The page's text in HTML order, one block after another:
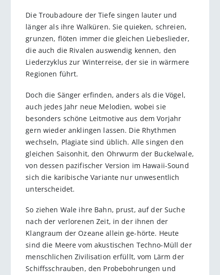
Die Troubadoure der Tiefe singen lauter und
länger als ihre Walküren. Sie quieken, schreien,
grunzen, flöten immer die gleichen Liebeslieder,
die auch die Rivalen auswendig kennen, den
Liederzyklus zur Winterreise, der sie in wärmere
Regionen führt.
Doch die Sänger erfinden, anders als die Vögel,
auch jedes Jahr neue Melodien, wobei sie
besonders schöne Leitmotive aus dem Vorjahr
gern wieder anklingen lassen. Die Rhythmen
wechseln, Plagiate sind üblich. Alle singen den
gleichen Saisonhit, den Ohrwurm der Buckelwale,
von dessen pazifischer Version im Hawaii-Sound
sich die karibische Variante nur unwesentlich
unterscheidet.
So ziehen Wale ihre Bahn, prust, auf der Suche
nach der verlorenen Zeit, in der ihnen der
Klangraum der Ozeane allein ge-hörte. Heute
sind die Meere vom akustischen Techno-Müll der
menschlichen Zivilisation erfüllt, vom Lärm der
Schiffsschrauben, den Probebohrungen und